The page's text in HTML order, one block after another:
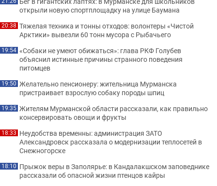
открыли новую спортплощадку на улице Баумана
20:38 Тяжелая техника и тонны отходов: волонтеры «Чистой
Арктики» вывезли 60 тонн мусора с Рыбачьего
19:54 «Собаки не умеют обижаться»: глава РКФ Голубев
объяснил истинные причины странного поведения
питомцев
19:50 Желательно пенсионеру: жительница Мурманска
пристраивает взрослую собаку породы шпиц
19:35 Жителям Мурманской области рассказали, как правильно
консервировать овощи и фрукты
18:33 Неудобства временны: администрация ЗАТО
Александровск рассказала о модернизации теплосетей в
Снежногорске
18:10 Прыжок веры в Заполярье: в Кандалакшском заповеднике
рассказали об опасной жизни птенцов кайры